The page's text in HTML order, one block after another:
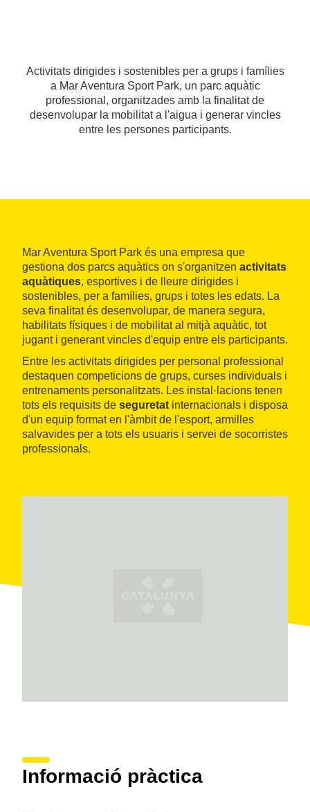
Activitats dirigides i sostenibles per a grups i famílies
a Mar Aventura Sport Park, un parc aquàtic
professional, organitzades amb la finalitat de
desenvolupar la mobilitat a l'aigua i generar vincles
entre les persones participants.
Mar Aventura Sport Park és una empresa que
gestiona dos parcs aquàtics on s'organitzen activitats
aquàtiques, esportives i de lleure dirigides i
sostenibles, per a famílies, grups i totes les edats. La
seva finalitat és desenvolupar, de manera segura,
habilitats físiques i de mobilitat al mitjà aquàtic, tot
jugant i generant vincles d'equip entre els participants.
Entre les activitats dirigides per personal professional
destaquen competicions de grups, curses individuals i
entrenaments personalitzats. Les instal·lacions tenen
tots els requisits de seguretat internacionals i disposa
d'un equip format en l'àmbit de l'esport, armilles
salvavides per a tots els usuaris i servei de socorristes
professionals.
Informació pràctica